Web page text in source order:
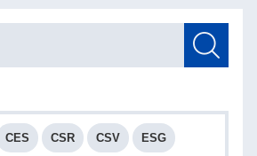
CES CSR CSV ESG